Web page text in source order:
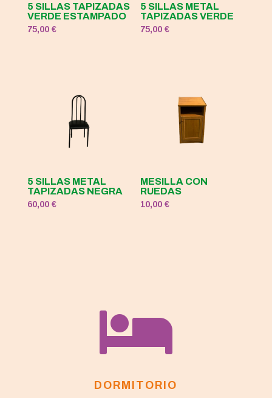
5 SILLAS TAPIZADAS
VERDE ESTAMPADO
75,00 €
5 SILLAS METAL
TAPIZADAS VERDE
75,00€
5 SILLAS METAL
TAPIZADAS NEGRA
60,00 €
MESILLA CON
RUEDAS
10,00€

DORMITORIO